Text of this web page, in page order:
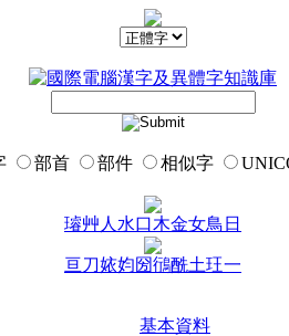
部首 部件 相似字
璿艸 人 水口木金女鳥 日
亘刀㛄㚬圀鴴酰土玨一
基本資料